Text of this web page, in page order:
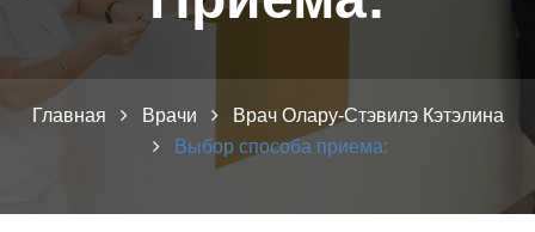
Главная Врачи
Врач Олару-Стэвилэ Кэтэлина
Выбор способа приема: